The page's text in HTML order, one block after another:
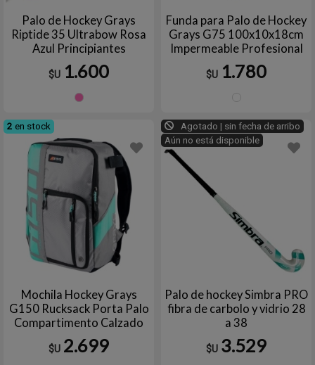
Palo de Hockey Grays
Riptide 35 Ultrabow Rosa
Azul Principiantes
$U 1.600
Funda para Palo de Hockey
Grays G75 100x10x18cm
Impermeable Profesional
$U 1.780
2 en stock
Mochila Hockey Grays
G150 Rucksack Porta Palo
Compartimento Calzado
Laptop
$U 2.699
Agotado | sin fecha de arribo
Aún no está disponible
Palo de hockey Simbra PRO
fibra de carbolo y vidrio 28
a 38
$U 3.529